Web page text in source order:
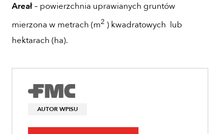
Areał– powierzchnia uprawianych gruntów
mierzona w metrach (m2 ) kwadratowych lub
hektarach (ha).
AUTOR WPISU